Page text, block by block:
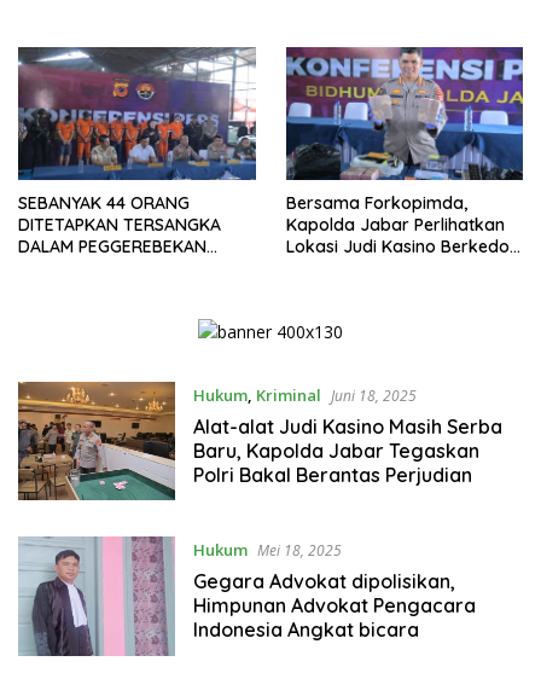
SEBANYAK 44 ORANG
DITETAPKAN TERSANGKA
DALAM PEGGEREBEKAN
Bersama Forkopimda,
Kapolda Jabar Perlihatkan
Lokasi Judi Kasino Berkedok
Hukum, Kriminal Juni 18, 2025
Alat-alat Judi Kasino Masih Serba
Baru, Kapolda Jabar Tegaskan
Polri Bakal Berantas Perjudian
Hukum Mei 18, 2025
Gegara Advokat dipolisikan,
Himpunan Advokat Pengacara
Indonesia Angkat bicara